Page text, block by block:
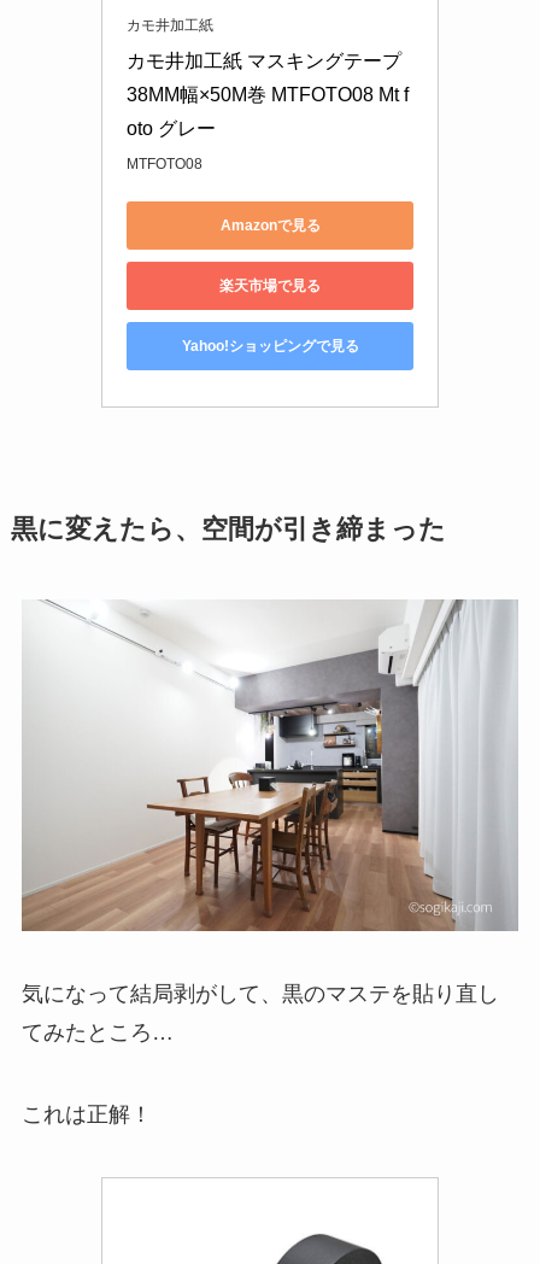
カモ井加工紙
カモ井加工紙 マスキングテープ
38MM幅×50M巻 MTFOTO08 Mt f
oto グレー
MTFOTO08
Amazonで見る
楽天市場で見る
Yahoo!ショッピングで見る
黒に変えたら、空間が引き締まった
気になって結局剥がして、黒のマステを貼り直し
てみたところ…
これは正解！